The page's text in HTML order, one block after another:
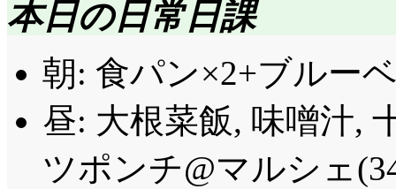
本日の日常日課
朝: 食パン×2+ブルー
昼: 大根菜飯, 味噌汁,
ツポンチ@マルシェ